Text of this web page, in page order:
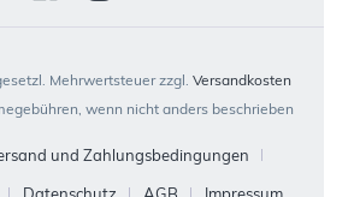
Mehrwertsteuer zzgl. Versandkosten
wenn nicht anders beschrieben
und Zahlungsbedingungen